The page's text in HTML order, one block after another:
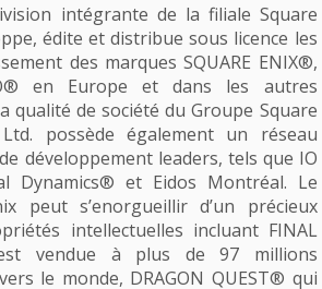
intégrante de la filiale Square
édite et distribue sous licence les
des marques SQUARE ENIX®,
en Europe et dans les autres
qualité de société du Groupe Square
possède également un réseau
développement leaders, tels que IO
Dynamics® et Eidos Montréal. Le
peut s’enorgueillir d’un précieux
intellectuelles incluant FINAL
vendue à plus de 97 millions
le monde, DRAGON QUEST® qui